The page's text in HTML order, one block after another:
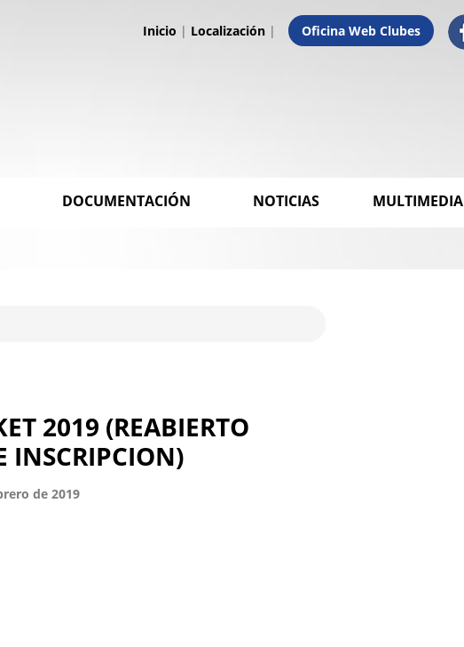
Inicio | Localización | Oficina Web Clubes
DOCUMENTACIÓN NOTICIAS MULTIMEDIA
2019 (REABIERTO
INSCRIPCION)
de 2019